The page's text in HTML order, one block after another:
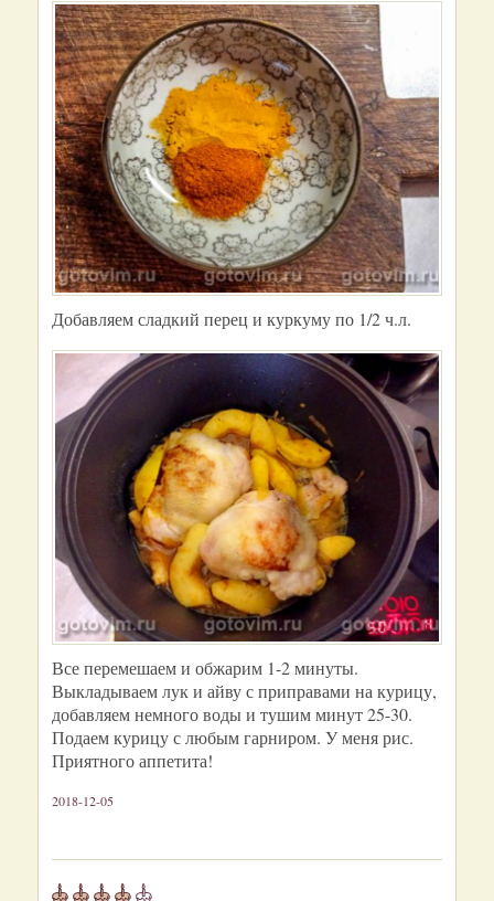
Добавляем сладкий перец и куркуму по 1/2 ч.л.
Все перемешаем и обжарим 1-2 минуты.
Выкладываем лук и айву с приправами на курицу,
добавляем немного воды и тушим минут 25-30.
Подаем курицу с любым гарниром. У меня рис.
Приятного аппетита!
2018-12-05